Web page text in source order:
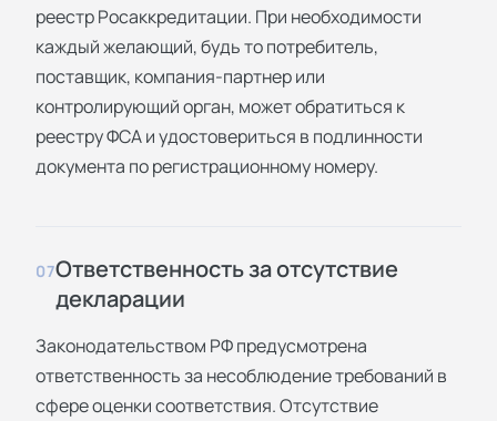
реестр Росаккредитации. При необходимости
каждый желающий, будь то потребитель,
поставщик, компания-партнер или
контролирующий орган, может обратиться к
реестру ФСА и удостовериться в подлинности
документа по регистрационному номеру.
07Ответственность за отсутствие
декларации
Законодательством РФ предусмотрена
ответственность за несоблюдение требований в
сфере оценки соответствия. Отсутствие